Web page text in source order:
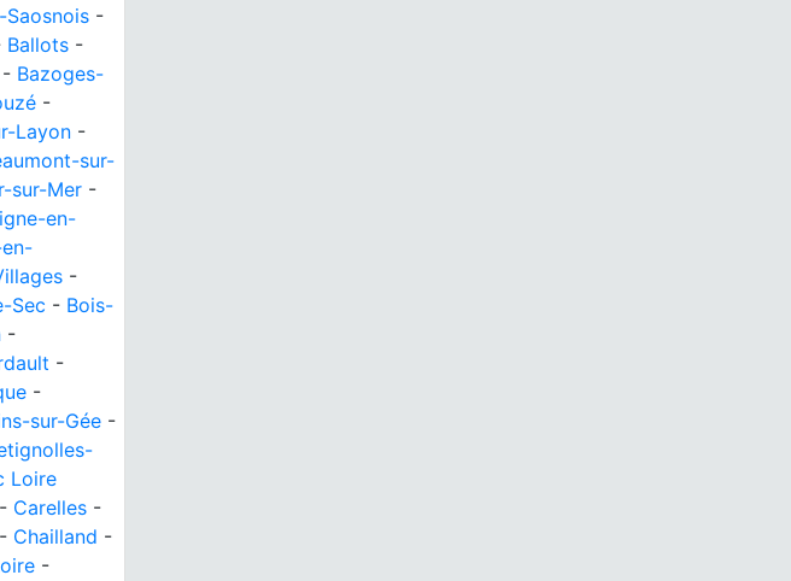
Saosnois -
Ballots -
- Bazoges-
-
Layon -
sur-
sur-Mer -
en-
-
Sec - Bois-
-
-
-
sur-Gée -
Loire
- Carelles -
- Chailland -
-